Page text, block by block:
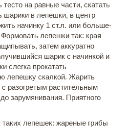
на равные части, скатать
шарики в лепешки, в центр
начинку 1 ст.л. или больше-
лепешки так: края
затем аккуратно
шарик с начинкой и
слегка прокатать
лепешку скалкой. Жарить
разогретым растительным
зарумянивания. Приятного
лепешек: жареные грибы